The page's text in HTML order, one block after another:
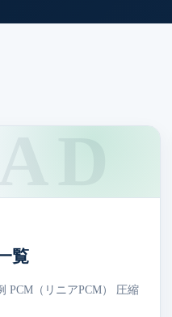
覧
PCM（リニアPCM） 圧縮